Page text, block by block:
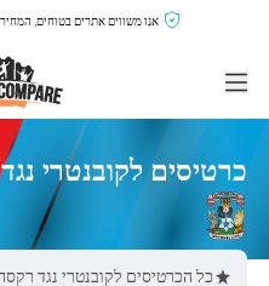
אנו משווים אתרים בטוחים,
כרטיסים לקובנטרי